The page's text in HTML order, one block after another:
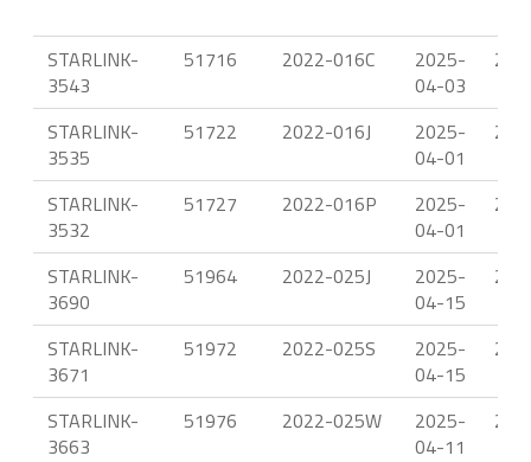
STARLINK-
3543
51716 2022-016C
2025-
04-03
STARLINK-
3535
51722 2022-016J
2025-
04-01
STARLINK-
3532
51727 2022-016P
2025-
04-01
STARLINK-
3690
51964 2022-025J
2025-
04-15
STARLINK-
3671
51972 2022-025S
2025-
04-15
STARLINK-
3663
51976 2022-025W
2025-
04-11